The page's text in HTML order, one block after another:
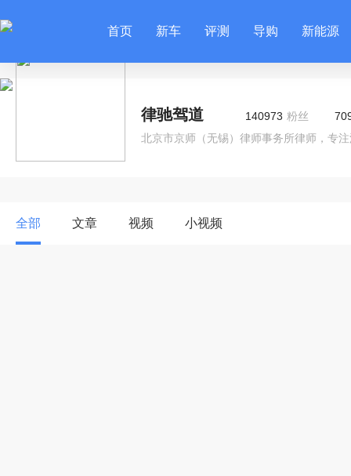
首页 新车 评测 导购 新能源
律驰驾道 140973 粉丝
北京市京师（无锡）律师事务所律师，专
全部 文章 视频 小视频